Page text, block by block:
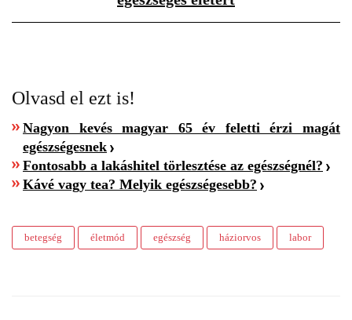
Olvasd el ezt is!
Nagyon kevés magyar 65 év feletti érzi magát
egészségesnek
Fontosabb a lakáshitel törlesztése az egészségnél?
Kávé vagy tea? Melyik egészségesebb?
betegség életmód egészség háziorvos labor